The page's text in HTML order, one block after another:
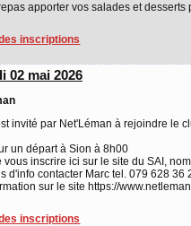
apporter vos salades et desserts
inscriptions
02 mai 2026
invité par Net'Léman à rejoindre le
un départ à Sion à 8h00
vous inscrire ici sur le site du SAI,
d'info contacter Marc tel. 079 628 36
sur le site https://
inscriptions